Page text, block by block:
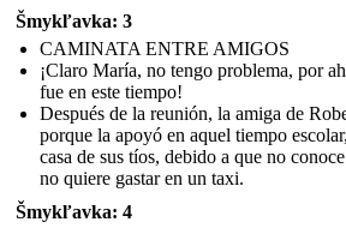
Šmykľavka: 3
CAMINATA ENTRE AMIGOS
¡Claro María, no tengo problema, por
fue en este tiempo!
Después de la reunión, la amiga de
porque la apoyó en aquel tiempo
casa de sus tíos, debido a que no
no quiere gastar en un taxi.
Šmykľavka: 4